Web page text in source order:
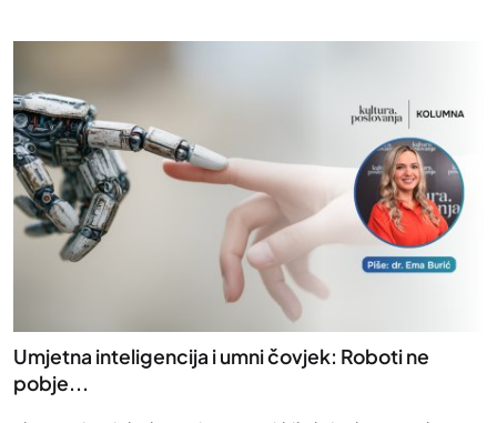
Umjetna inteligencija i umni čovjek: Roboti ne
pobje...